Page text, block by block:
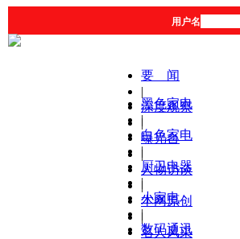
用户名
要 闻
|
深度观察
|
曝光台
|
人物访谈
|
本网原创
|
名人风采
黑色家电
|
白色家电
|
厨卫电器
|
小家电
|
数码通讯